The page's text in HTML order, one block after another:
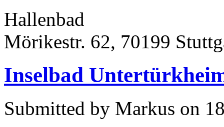
Hallenbad
Mörikestr. 62, 70199
Inselbad
Submitted by Markus on